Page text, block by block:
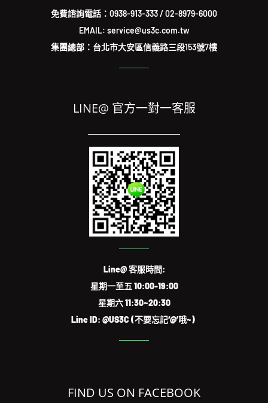
免費諮詢電話： 0938-913-333/02-8979-6000
EMAIL: service@us3c.com.tw
集團總部：台北市大安區信義路三段153號7樓
LINE@ 官方一對一客服
Line@ 客服時間:
星期一至五 10:00-19:00
星期六 11:30~20:30
Line ID: @US3C (不要忘記‘@’哦~)
FIND US ON FACEBOOK